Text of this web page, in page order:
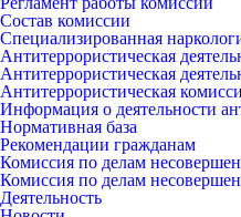
Состав комиссии
Специализированная
Антитеррористическая
Антитеррористическая
Антитеррористическая
Информация о деятельности
Нормативная база
Рекомендации гражданам
Комиссия по делам
Комиссия по делам
Деятельность